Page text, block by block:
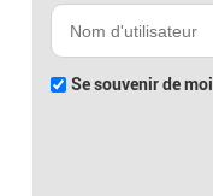
Se souvenir de moi